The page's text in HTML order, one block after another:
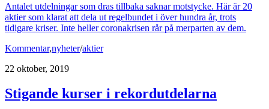
Antalet utdelningar som dras tillbaka saknar motstycke. Här är 20
aktier som klarat att dela ut regelbundet i över hundra år, trots
tidigare kriser. Inte heller coronakrisen rår på merparten av dem.
Kommentar,nyheter/aktier
22 oktober, 2019
Stigande kurser i rekordutdelarna